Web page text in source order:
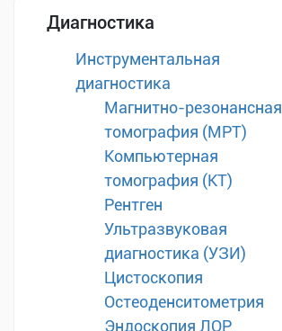
Диагностика
Инструментальная
диагностика
Магнитно-резонансная
томография (МРТ)
Компьютерная
томография (КТ)
Рентген
Ультразвуковая
диагностика (УЗИ)
Цистоскопия
Остеоденситометрия
Эндоскопия ЛОР